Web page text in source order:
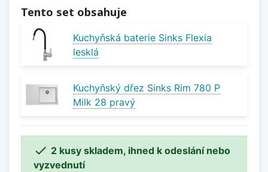
Tento set obsahuje
Kuchyňská baterie Sinks Flexia
lesklá
Kuchyňský dřez Sinks Rim 780 P
Milk 28 pravý
 2 kusy skladem, ihned k odeslání nebo
vyzvednutí